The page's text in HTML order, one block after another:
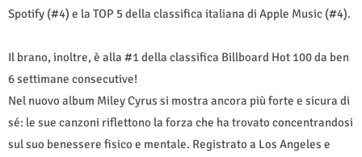
Spotify (#4) e la TOP 5 della classifica italiana di Apple Music (#4).
Il brano, inoltre, è alla #1 della classifica Billboard Hot 100 da ben
6 settimane consecutive!
Nel nuovo album Miley Cyrus si mostra ancora più forte e sicura di
sé: le sue canzoni riflettono la forza che ha trovato concentrandosi
sul suo benessere fisico e mentale. Registrato a Los Angeles e